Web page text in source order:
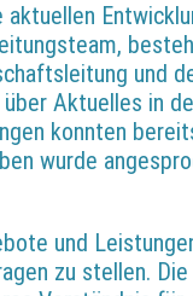
und
Aktuelles in
konnten
wurde
und
zu stellen.